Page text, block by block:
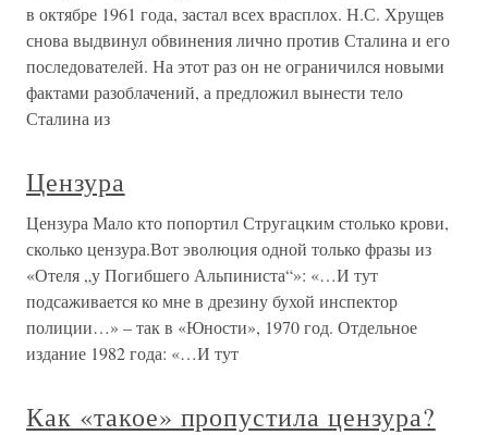
в октябре 1961 года, застал всех врасплох. Н.С. Хрущев
снова выдвинул обвинения лично против Сталина и его
последователей. На этот раз он не ограничился новыми
фактами разоблачений, а предложил вынести тело
Сталина из
Цензура
Цензура Мало кто попортил Стругацким столько крови,
сколько цензура.Вот эволюция одной только фразы из
«Отеля „у Погибшего Альпиниста“»: «…И тут
подсаживается ко мне в дрезину бухой инспектор
полиции…» – так в «Юности», 1970 год. Отдельное
издание 1982 года: «…И тут
Как «такое» пропустила цензура?